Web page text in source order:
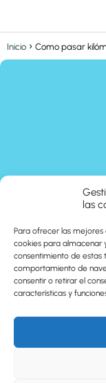
las
Para ofrecer las mejores
cookies para almacenar
consentimiento de estas
comportamiento de
consentir o retirar el
características y
Inicio Como pasar